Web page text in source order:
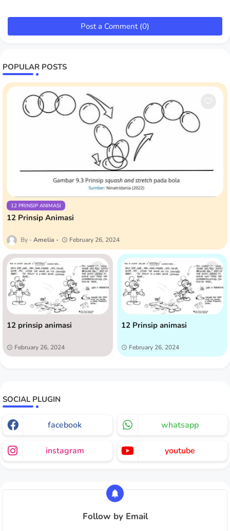
Post a Comment (0)
POPULAR POSTS
12 PRINSIP ANIMASI
12 Prinsip Animasi
Amelia February 26, 2024
12 prinsip animasi
February 26, 2024
12 Prinsip animasi
February 26, 2024
SOCIAL PLUGIN
facebook whatsapp
instagram youtube
Follow by Email